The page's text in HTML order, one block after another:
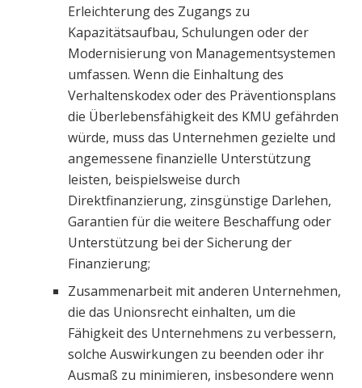
Erleichterung des Zugangs zu
Kapazitätsaufbau, Schulungen oder der
Modernisierung von Managementsystemen
umfassen. Wenn die Einhaltung des
Verhaltenskodex oder des Präventionsplans
die Überlebensfähigkeit des KMU gefährden
würde, muss das Unternehmen gezielte und
angemessene finanzielle Unterstützung
leisten, beispielsweise durch
Direktfinanzierung, zinsgünstige Darlehen,
Garantien für die weitere Beschaffung oder
Unterstützung bei der Sicherung der
Finanzierung;
Zusammenarbeit mit anderen Unternehmen,
die das Unionsrecht einhalten, um die
Fähigkeit des Unternehmens zu verbessern,
solche Auswirkungen zu beenden oder ihr
Ausmaß zu minimieren, insbesondere wenn